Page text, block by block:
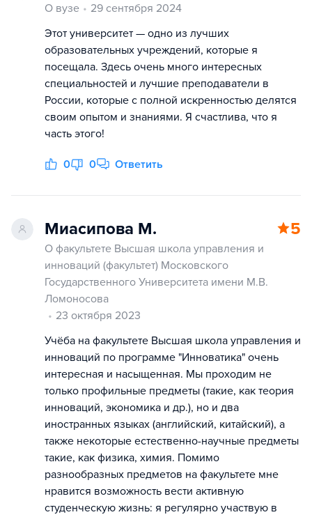
О вузе
29 сентября 2024
Этот университет — одно из лучших
образовательных учреждений, которые я
посещала. Здесь очень много интересных
специальностей и лучшие преподаватели в
России, которые с полной искренностью делятся
своим опытом и знаниями. Я счастлива, что я
часть этого!
0 0 Ответить
Миасипова М. 5
О факультете Высшая школа управления и
инноваций (факультет) Московского
Государственного Университета имени М.В.
Ломоносова
23 октября 2023
Учёба на факультете Высшая школа управления и
инноваций по программе "Инноватика" очень
интересная и насыщенная. Мы проходим не
только профильные предметы (такие, как теория
инноваций, экономика и др.), но и два
иностранных языках (английский, китайский), а
также некоторые естественно-научные предметы
такие, как физика, химия. Помимо
разнообразных предметов на факультете мне
нравится возможность вести активную
студенческую жизнь: я регулярно участвую в